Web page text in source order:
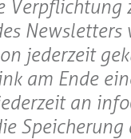
jederzeit
am Ende
an